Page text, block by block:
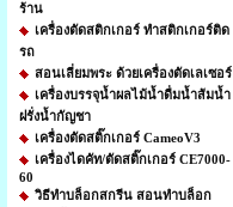
ร้าน
เครื่องตัดสติกเกอร์ ทำสติกเกอร์ติด
รถ
สอนเลี่ยมพระ ด้วยเครื่องตัดเลเซอร์
เครื่องบรรจุน้ำผลไม้น้ำดื่มน้ำส้มน้ำ
ฝรั่งน้ำกัญชา
เครื่องตัดสติ๊กเกอร์ CameoV3
เครื่องไดคัท/ตัดสติ๊กเกอร์ CE7000-
60
วิธีทําบล็อกสกรีน สอนทำบล็อก